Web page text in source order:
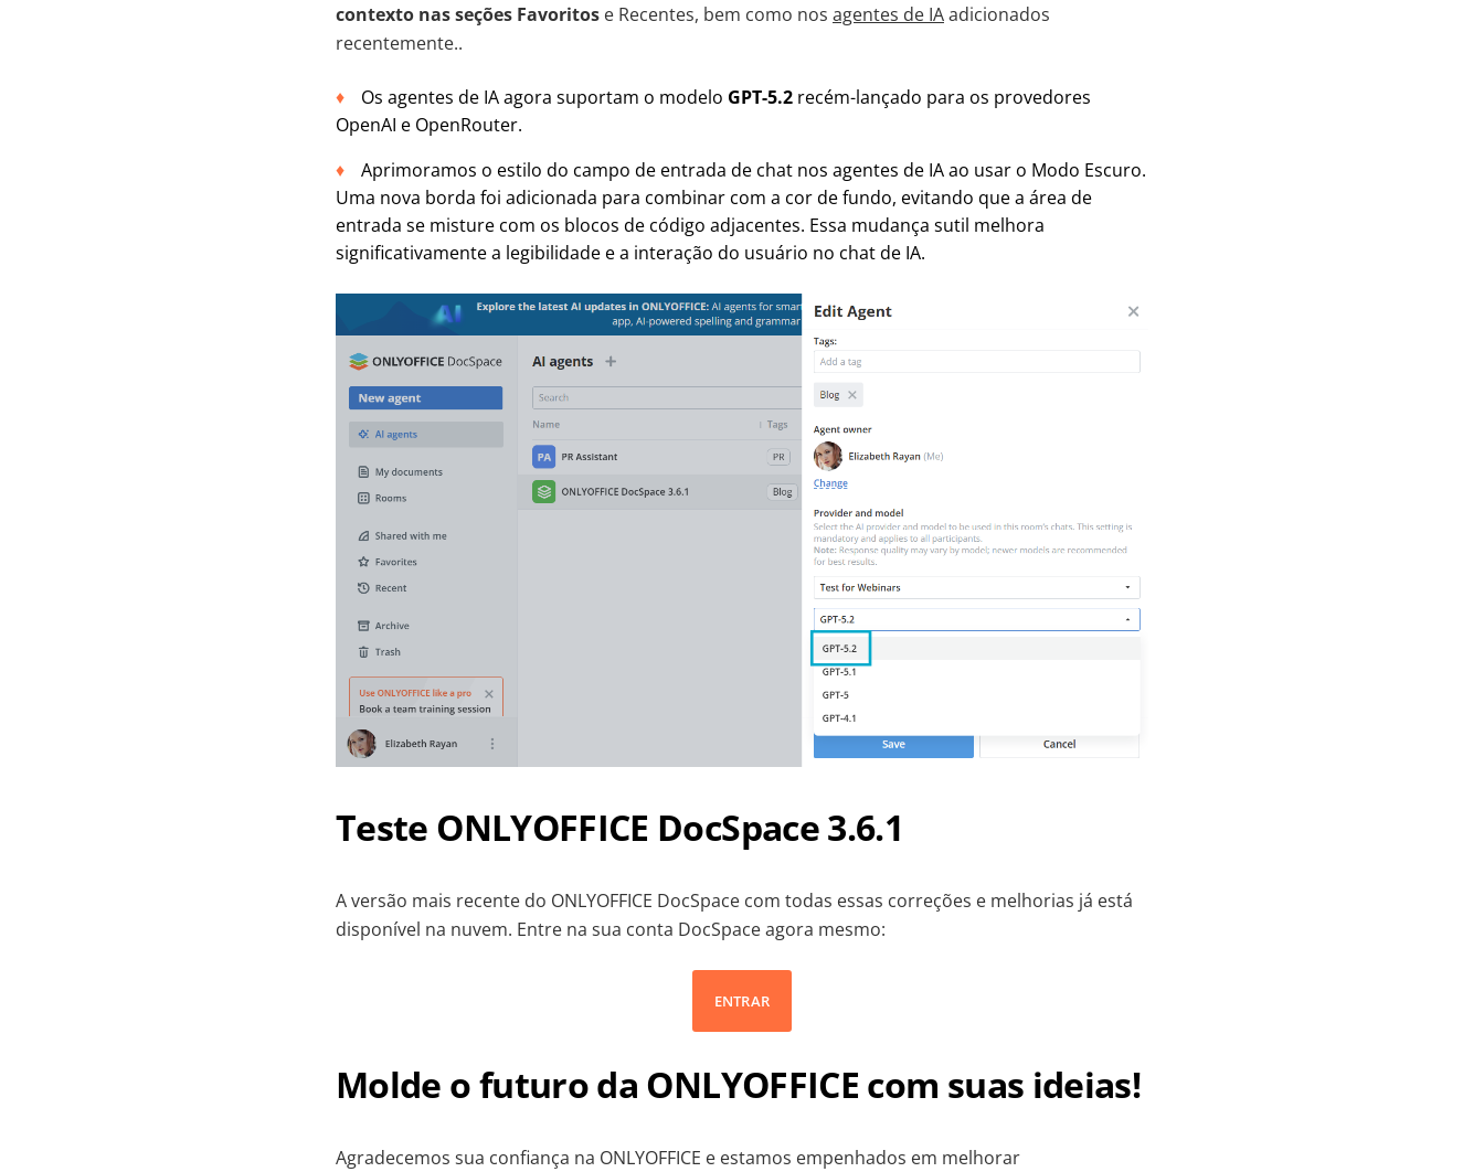
contexto nas seções Favoritos e Recentes, bem como nos agentes de IAadicionados
recentemente..
Os agentes de IA agora suportam o modelo GPT-5.2 recém-lançado para os provedores
OpenAI e OpenRouter.
Aprimoramos o estilo do campo de entrada de chat nos agentes de IA ao usar o Modo Escuro.
Uma nova borda foi adicionada para combinar com a cor de fundo, evitando que a área de
entrada se misture com os blocos de código adjacentes. Essa mudança sutil melhora
significativamente a legibilidade e a interação do usuário no chat de IA.
Teste ONLYOFFICE DocSpace 3.6.1
A versão mais recente do ONLYOFFICE DocSpace com todas essas correções e melhorias já está
disponível na nuvem. Entre na sua conta DocSpace agora mesmo:
ENTRAR
Molde o futuro da ONLYOFFICE com suas ideias!
Agradecemos sua confiança na ONLYOFFICE e estamos empenhados em melhorar